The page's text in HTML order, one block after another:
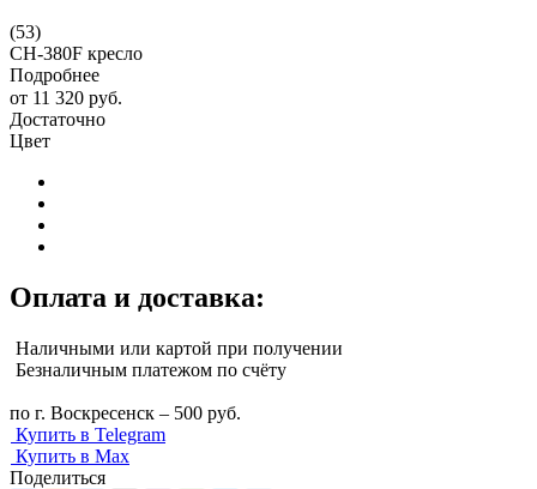
(53)
CH-380F кресло
Подробнее
от 11 320 руб.
Достаточно
Цвет
Оплата и доставка:
Наличными или картой при получении
Безналичным платежом по счёту
по г. Воскресенск – 500 руб.
Купить в Telegram
Купить в Max
Поделиться